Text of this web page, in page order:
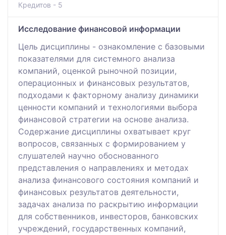
Кредитов - 5
Исследование финансовой информации
Цель дисциплины - ознакомление с базовыми
показателями для системного анализа
компаний, оценкой рыночной позиции,
операционных и финансовых результатов,
подходами к факторному анализу динамики
ценности компаний и технологиями выбора
финансовой стратегии на основе анализа.
Содержание дисциплины охватывает круг
вопросов, связанных с формированием у
слушателей научно обоснованного
представления о направлениях и методах
анализа финансового состояния компаний и
финансовых результатов деятельности,
задачах анализа по раскрытию информации
для собственников, инвесторов, банковских
учреждений, государственных компаний,